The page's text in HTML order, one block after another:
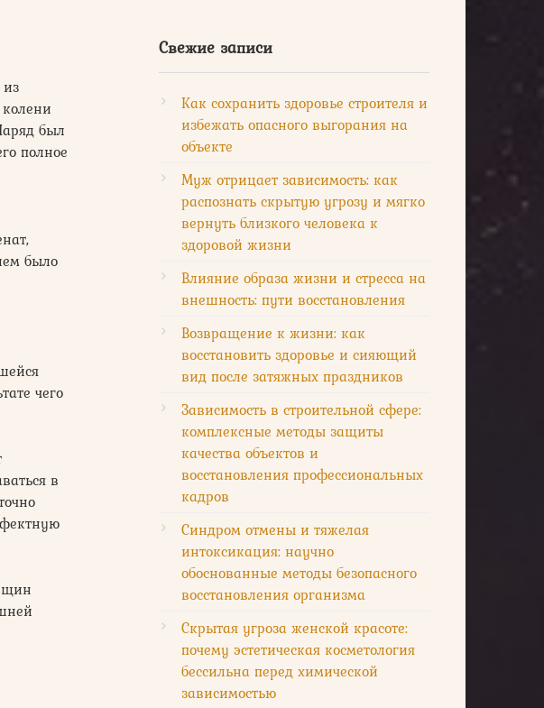
был
полное
было
чего
в
Свежие записи
Как сохранить здоровье строителя и
избежать опасного выгорания на
объекте
Муж отрицает зависимость: как
распознать скрытую угрозу и мягко
вернуть близкого человека к
здоровой жизни
Влияние образа жизни и стресса на
внешность: пути восстановления
Возвращение к жизни: как
восстановить здоровье и сияющий
вид после затяжных праздников
Зависимость в строительной сфере:
комплексные методы защиты
качества объектов и
восстановления профессиональных
кадров
Синдром отмены и тяжелая
интоксикация: научно
обоснованные методы безопасного
восстановления организма
Скрытая угроза женской красоте:
почему эстетическая косметология
бессильна перед химической
зависимостью